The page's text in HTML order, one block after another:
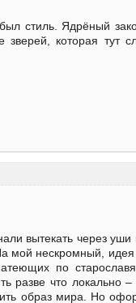
стиль. Ядрёный
которая тут
вытекать через
мой нескромный,
по
разве что локально
образ мира. Но